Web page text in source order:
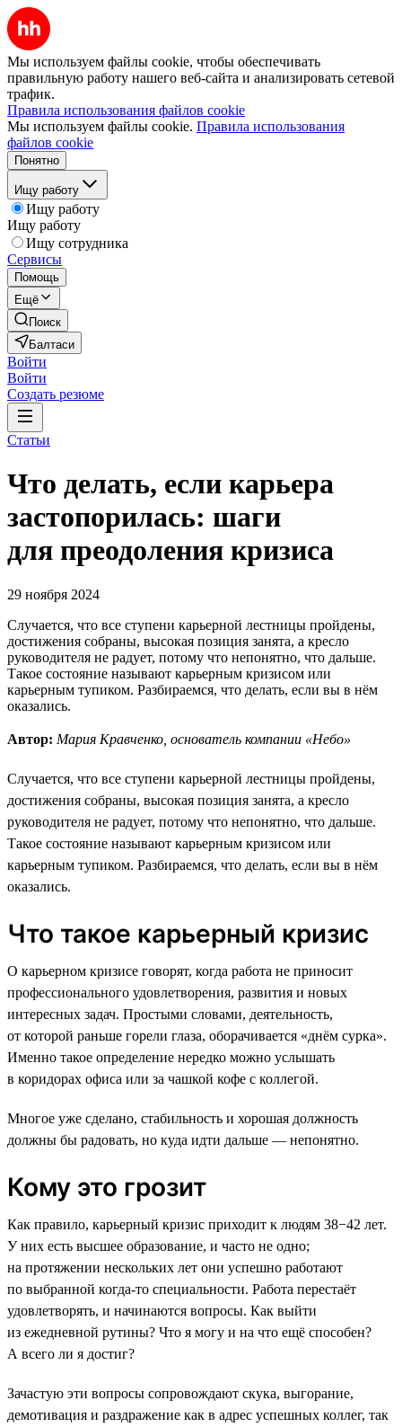
Мы используем файлы cookie, чтобы обеспечивать
правильную работу нашего веб-сайта и анализировать сетевой
трафик.
Правила использования файлов cookie
Мы используем файлы cookie. Правила использования
файлов cookie
Понятно
Ищу работу
Ищу работу
Ищу работу
Ищу сотрудника
Сервисы
Помощь
Ещё
Поиск
Балтаси
Войти
Войти
Создать резюме
Статьи
Что делать, если карьера
застопорилась: шаги
для преодоления кризиса
29 ноября 2024
Случается, что все ступени карьерной лестницы пройдены,
достижения собраны, высокая позиция занята, а кресло
руководителя не радует, потому что непонятно, что дальше.
Такое состояние называют карьерным кризисом или
карьерным тупиком. Разбираемся, что делать, если вы в нём
оказались.
Автор: Мария Кравченко, основатель компании «Небо»
Случается, что все ступени карьерной лестницы пройдены,
достижения собраны, высокая позиция занята, а кресло
руководителя не радует, потому что непонятно, что дальше.
Такое состояние называют карьерным кризисом или
карьерным тупиком. Разбираемся, что делать, если вы в нём
оказались.
Что такое карьерный кризис
О карьерном кризисе говорят, когда работа не приносит
профессионального удовлетворения, развития и новых
интересных задач. Простыми словами, деятельность,
от которой раньше горели глаза, оборачивается «днём сурка».
Именно такое определение нередко можно услышать
в коридорах офиса или за чашкой кофе с коллегой.
Многое уже сделано, стабильность и хорошая должность
должны бы радовать, но куда идти дальше — непонятно.
Кому это грозит
Как правило, карьерный кризис приходит к людям 38−42 лет.
У них есть высшее образование, и часто не одно;
на протяжении нескольких лет они успешно работают
по выбранной когда-то специальности. Работа перестаёт
удовлетворять, и начинаются вопросы. Как выйти
из ежедневной рутины? Что я могу и на что ещё способен?
А всего ли я достиг?
Зачастую эти вопросы сопровождают скука, выгорание,
демотивация и раздражение как в адрес успешных коллег, так